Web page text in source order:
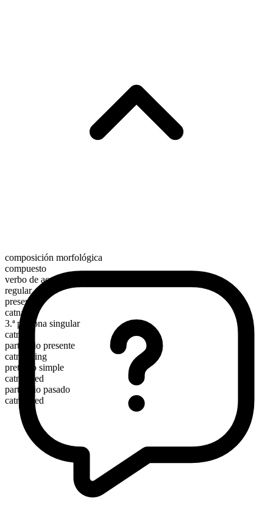
composición morfológica
compuesto
verbo de acción
regular
presente
catnap
3.ª persona singular
catnaps
participio presente
catnapping
pretérito simple
catnapped
participio pasado
catnapped